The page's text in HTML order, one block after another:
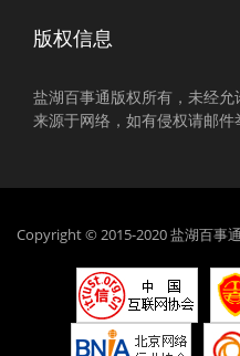
版权信息
盐湖百事通版权所有，未经
来源于网络，如有侵权请邮件
Copyright © 2015-2020 盐湖百事